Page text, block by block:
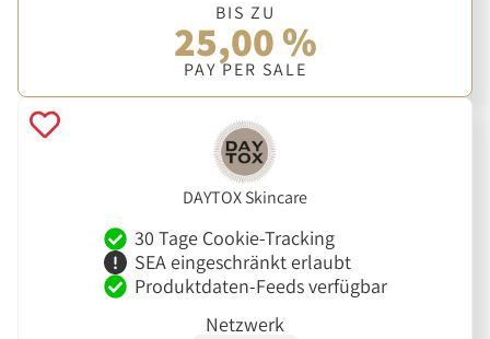
BIS ZU
25,00 %
PAY PER SALE
DAYTOX Skincare
30 Tage Cookie-Tracking
SEA eingeschränkt erlaubt
Produktdaten-Feeds verfügbar
Netzwerk